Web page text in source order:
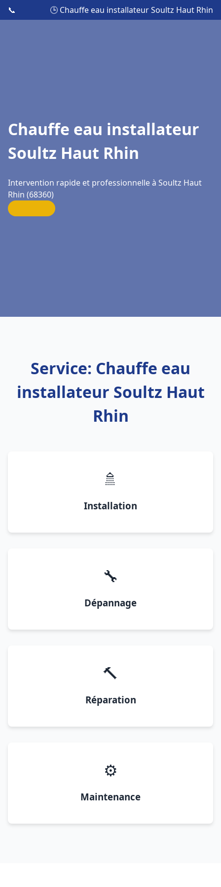
📞 🕒 Chauffe eau installateur Soultz Haut Rhin
Chauffe eau installateur
Soultz Haut Rhin
Intervention rapide et professionnelle à Soultz Haut
Rhin (68360)
Service: Chauffe eau
installateur Soultz Haut
Rhin
🚿
Installation
🔧
Dépannage
🔨
Réparation
⚙️
Maintenance